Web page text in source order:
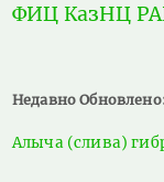
ФИЦ КазНЦ
Недавно
Алыча (слива)